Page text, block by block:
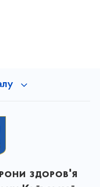
здоров'я